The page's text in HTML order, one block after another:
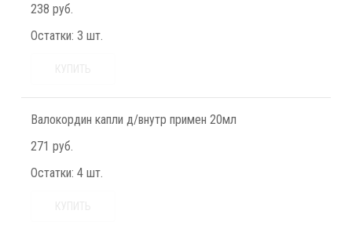
238 руб.
Остатки: 3 шт.
Валокордин капли д/внутр примен 20мл
271 руб.
Остатки: 4 шт.